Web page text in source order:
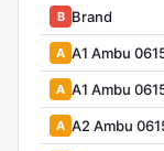
B Brand
A A1 Ambu
A A1 Ambu
A A2 Ambu